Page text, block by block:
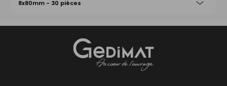
8x80mm - 30 pièces